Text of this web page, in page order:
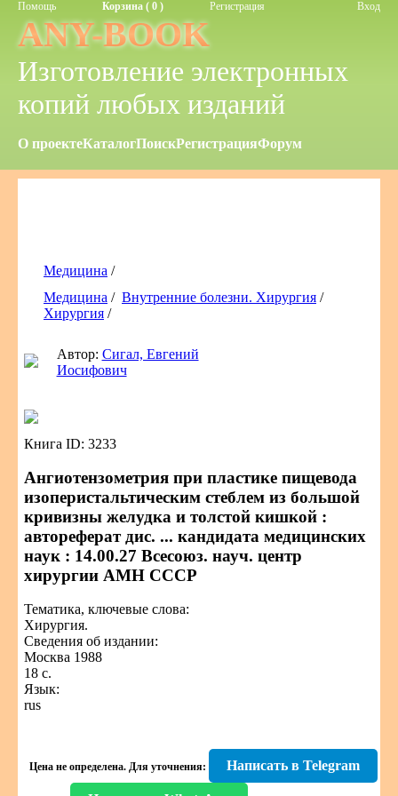
Помощь Корзина ( 0 ) Регистрация Вход
ANY-BOOK
Изготовление электронных
копий любых изданий
О проектеКаталогПоискРегистрацияФорум
Медицина /
Медицина / Внутренние болезни. Хирургия /
Хирургия /
Автор: Сигал, Евгений
Иосифович
Книга ID: 3233
Ангиотензометрия при пластике пищевода
изоперистальтическим стеблем из большой
кривизны желудка и толстой кишкой :
автореферат дис. ... кандидата медицинских
наук : 14.00.27 Всесоюз. науч. центр
хирургии АМН СССР
Тематика, ключевые слова:
Хирургия.
Сведения об издании:
Москва 1988
18 с.
Язык:
rus
Цена не определена. Для уточнения: Написать в Telegram